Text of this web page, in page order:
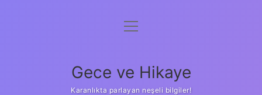
Anasayfa
Yasal Uyarı
menüyü
Gece ve Hikaye
Karanlıkta parlayan neşeli bilgiler!